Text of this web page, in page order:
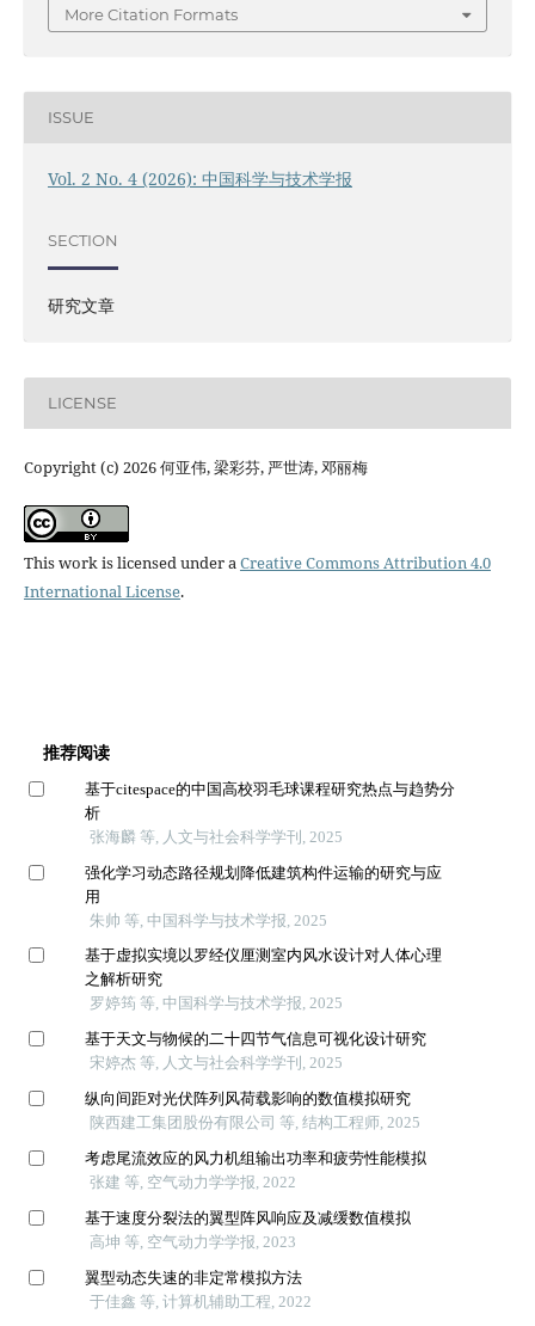
More Citation Formats
ISSUE
Vol. 2 No. 4 (2026): 中国科学与技术学报
SECTION
研究文章
LICENSE
Copyright (c) 2026 何亚伟, 梁彩芬, 严世涛, 邓丽梅
This work is licensed under aCreative Commons Attribution 4.0
International License.
推荐阅读
基于citespace的中国高校羽毛球课程研究热点与趋势分
析
张海麟 等, 人文与社会科学学刊, 2025
强化学习动态路径规划降低建筑构件运输的研究与应
用
朱帅 等, 中国科学与技术学报, 2025
基于虚拟实境以罗经仪厘测室内风水设计对人体心理
之解析研究
罗婷筠 等, 中国科学与技术学报, 2025
基于天文与物候的二十四节气信息可视化设计研究
宋婷杰 等, 人文与社会科学学刊, 2025
纵向间距对光伏阵列风荷载影响的数值模拟研究
陕西建工集团股份有限公司 等, 结构工程师, 2025
考虑尾流效应的风力机组输出功率和疲劳性能模拟
张建 等, 空气动力学学报, 2022
基于速度分裂法的翼型阵风响应及减缓数值模拟
高坤 等, 空气动力学学报, 2023
翼型动态失速的非定常模拟方法
于佳鑫 等, 计算机辅助工程, 2022